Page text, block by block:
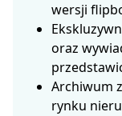
wersji
oraz
Archiwum
rynku